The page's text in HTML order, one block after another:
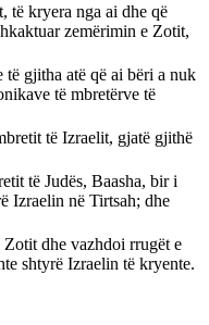
të kryera nga ai dhe që
zemërimin e Zotit,
të gjitha atë që ai bëri a nuk
të mbretërve të
të Izraelit, gjatë gjithë
të Judës, Baasha, bir i
Izraelin në Tirtsah; dhe
Zotit dhe vazhdoi rrugët e
shtyrë Izraelin të kryente.